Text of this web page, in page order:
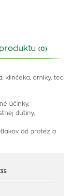
(0)
klinčeka, arniky, tea
účinky,
dutiny,
od protéz a